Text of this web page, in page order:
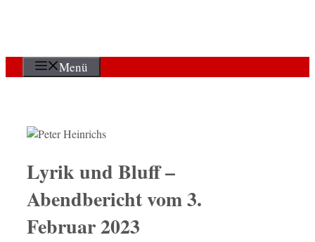
Menü
Lyrik und Bluff –
Abendbericht vom 3.
Februar 2023